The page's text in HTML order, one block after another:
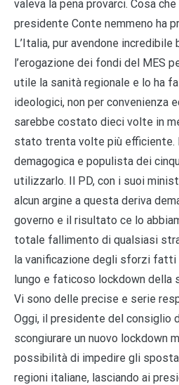
valeva la pena provarci. Cosa che
presidente Conte nemmeno ha
L’Italia, pur avendone
l’erogazione dei fondi del MES
utile la sanità regionale e lo ha
ideologici, non per convenienza
sarebbe costato dieci volte in
stato trenta volte più efficiente.
demagogica e populista dei
utilizzarlo. Il PD, con i suoi
alcun argine a questa deriva
governo e il risultato ce lo
totale fallimento di qualsiasi
la vanificazione degli sforzi fatti
lungo e faticoso lockdown della
Vi sono delle precise e serie
Oggi, il presidente del consiglio
scongiurare un nuovo lockdown
possibilità di impedire gli
regioni italiane, lasciando ai